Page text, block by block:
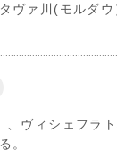
ヴァ川(モルダ
、ヴィシェフラ
。